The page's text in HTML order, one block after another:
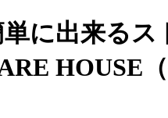
に出来る
HOUSE